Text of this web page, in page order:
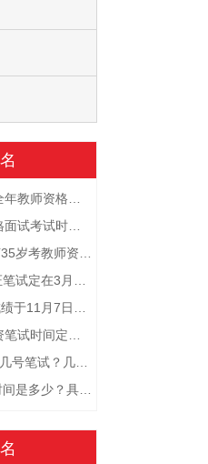
考试日程大公开！
科目内容（怎么考）
师资格证晚吗？
7日！附考试指南
月7日10点查！
时间定档！
试？几点开考
？具体安排表一览